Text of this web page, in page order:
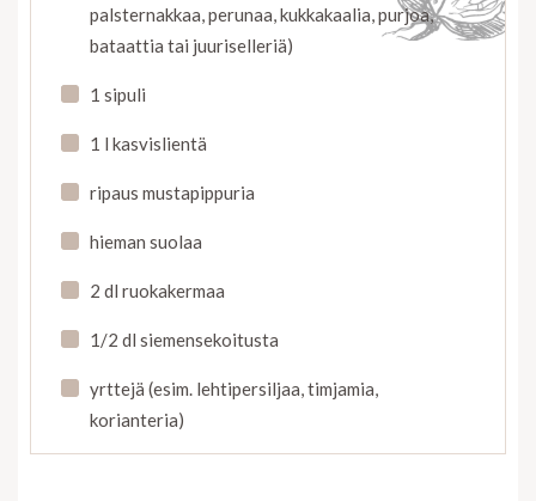
palsternakkaa, perunaa, kukkakaalia, purjoa,
bataattia tai juuriselleriä)
1 sipuli
1 l kasvislientä
ripaus mustapippuria
hieman suolaa
2 dl ruokakermaa
1/2 dl siemensekoitusta
yrttejä (esim. lehtipersiljaa, timjamia,
korianteria)